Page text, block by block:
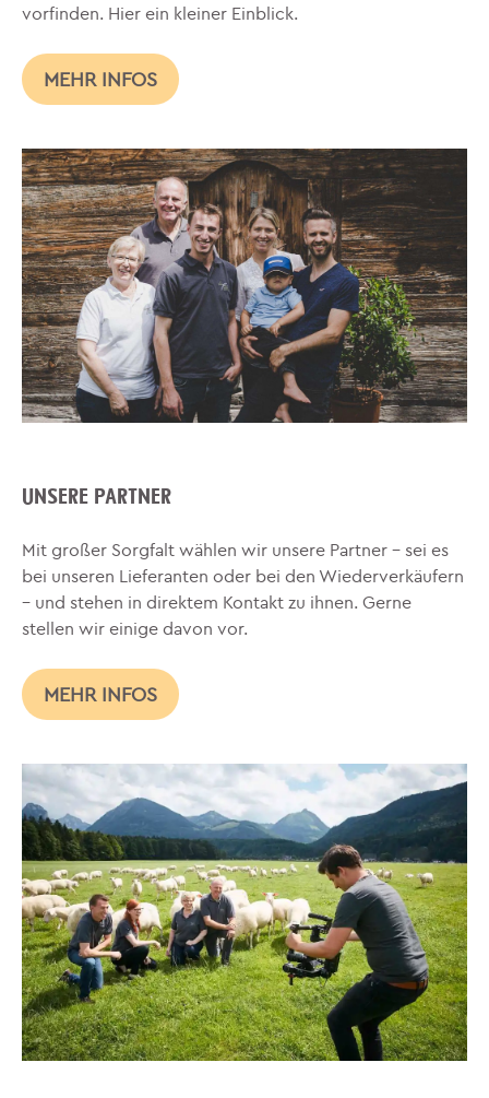
vorfinden. Hier ein kleiner Einblick.
MEHR INFOS
UNSERE PARTNER
Mit großer Sorgfalt wählen wir unsere Partner – sei es
bei unseren Lieferanten oder bei den Wiederverkäufern
– und stehen in direktem Kontakt zu ihnen. Gerne
stellen wir einige davon vor.
MEHR INFOS